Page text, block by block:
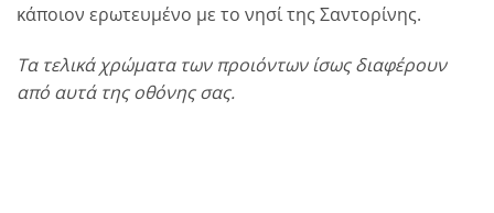
κάποιον ερωτευμένο με το νησί της Σαντορίνης.
Τα τελικά χρώματα των προιόντων ίσως διαφέρουν
από αυτά της οθόνης σας.